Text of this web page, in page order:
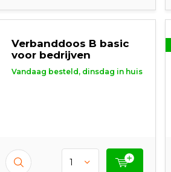
Verbanddoos B basic
voor bedrijven
Vandaag besteld, dinsdag in huis